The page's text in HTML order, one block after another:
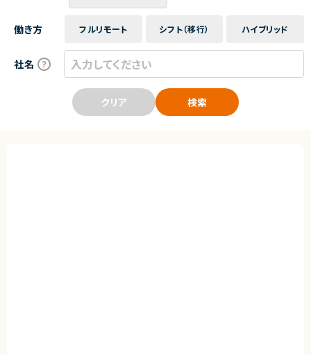
働き方 フルリモート シフト（移行） ハイブリッド
社名
クリア 検索